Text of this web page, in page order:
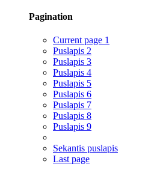
Pagination
Current page 1
Puslapis 2
Puslapis 3
Puslapis 4
Puslapis 5
Puslapis 6
Puslapis 7
Puslapis 8
Puslapis 9
Sekantis puslapis
Last page